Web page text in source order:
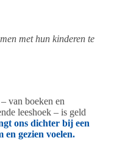
met hun kinderen te
van boeken en
leeshoek – is geld
ons dichter bij een
gezien voelen.